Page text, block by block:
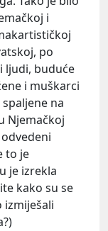
i
po
ljudi, buduće
i muškarci
na
Njemačkoj
to je
je izrekla
kako su se
izmiješali